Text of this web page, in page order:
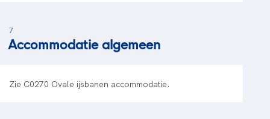
7
Accommodatie algemeen
Zie C0270 Ovale ijsbanen accommodatie.